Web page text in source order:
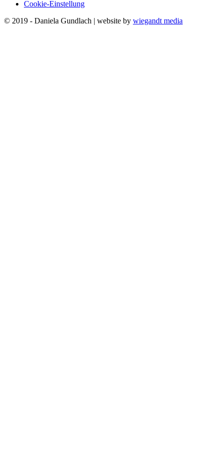
Cookie-Einstellung
© 2019 - Daniela Gundlach | website by wiegandt media